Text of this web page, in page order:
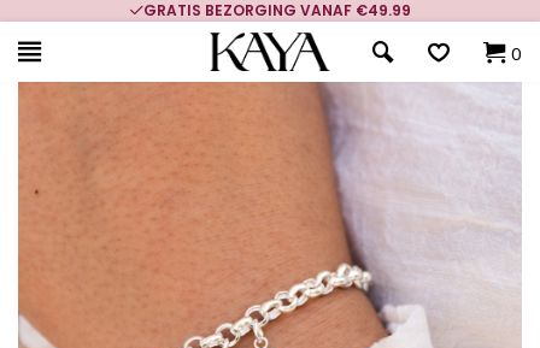
GRATIS BEZORGING VANAF €49.99
0